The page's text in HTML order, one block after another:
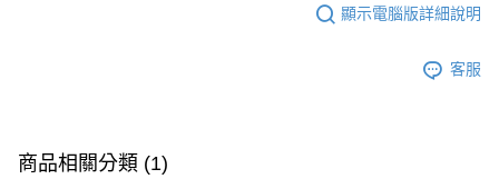
※ 請注意：結帳手續完成當下不需立刻繳費，但若您需要取消訂單，請聯絡
購買商品的店家。未經商家同意取消之訂單仍視為有效，需透過AFTEE先享
※ 交易是否成功請以「AFTEE先享後付 」之結帳頁面顯示為準，若有關於
【注意事項】
１．透過由恩沛科技股份有限公司提供之「AFTEE先享後付」服務完成之交
付款後7-11取貨-重量限制含紙箱10kg，請控制商品重量在9~
顯示電腦版詳細說明
客服
商品相關分類 (1)